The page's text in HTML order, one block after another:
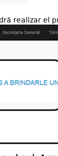
realizar el